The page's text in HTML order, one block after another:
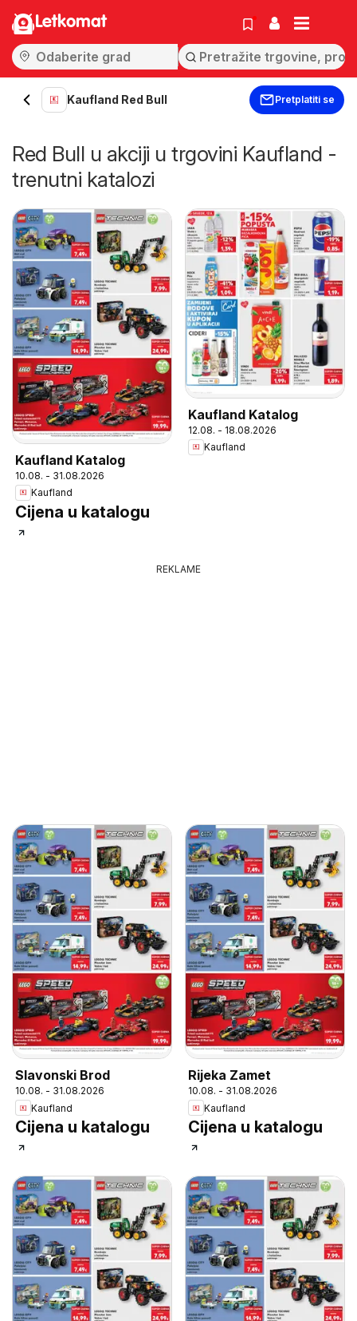
Letkomat
Kaufland Red Bull Pretplatiti se
Red Bull u akciji u trgovini Kaufland -
trenutni katalozi
Kaufland Katalog
10.08. - 31.08.2026
Kaufland
Cijena u katalogu
Kaufland Katalog
12.08. - 18.08.2026
Kaufland
REKLAME
Slavonski Brod
10.08. - 31.08.2026
Kaufland
Cijena u katalogu
Rijeka Zamet
10.08. - 31.08.2026
Kaufland
Cijena u katalogu